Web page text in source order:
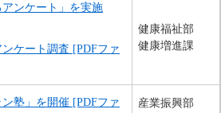
アンケート」を実施
ケート調査 [PDFファ
健康福祉部
健康増進課
ン塾」を開催 [PDFファ
産業振興部